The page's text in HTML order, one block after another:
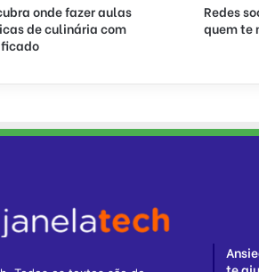
onde fazer aulas
de culinária com
Redes
quem te